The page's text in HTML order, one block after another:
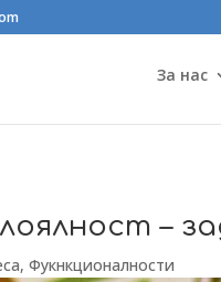
За нас
–
,Фукнкционалности